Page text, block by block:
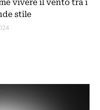
vivere il vento tra i
stile